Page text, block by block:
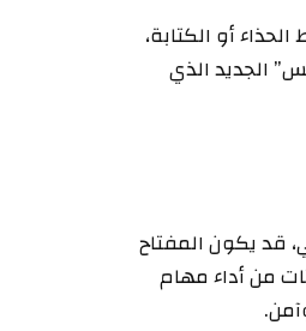
أو الكتابة،
الجديد الذي
قد يكون المفتاح
من أداء مهام